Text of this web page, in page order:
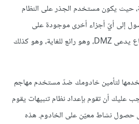
حيث يكون مستخدم الجذر على النظام
إلى أيّ أجزاء أخرى موجودة على
خادومك. هذا النوع من الدفاع يدعى DMZ، وهو رائع للغاية، وهو كذلك
لتأمين خادومك ضدّ مستخدم مهاجم
عليك أن تقوم بإعداد نظام تنبيهات يقوم
حصول نشاط معيّن على الخادوم. هذه